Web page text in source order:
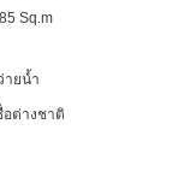
85 Sq.m
ายน้ำ
อต่างชาติ